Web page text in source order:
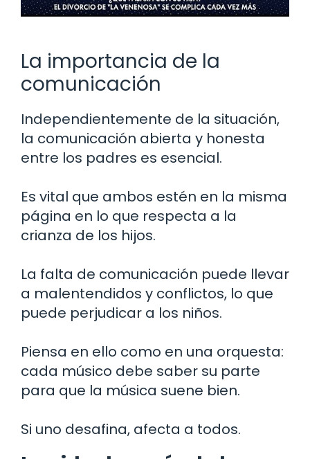
La importancia de la
comunicación
Independientemente de la situación,
la comunicación abierta y honesta
entre los padres es esencial.
Es vital que ambos estén en la misma
página en lo que respecta a la
crianza de los hijos.
La falta de comunicación puede llevar
a malentendidos y conflictos, lo que
puede perjudicar a los niños.
Piensa en ello como en una orquesta:
cada músico debe saber su parte
para que la música suene bien.
Si uno desafina, afecta a todos.